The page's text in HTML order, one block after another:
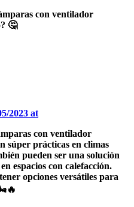
con ventilador
🤔
2023 at
con ventilador
súper prácticas en climas
pueden ser una solución
espacios con calefacción.
opciones versátiles para